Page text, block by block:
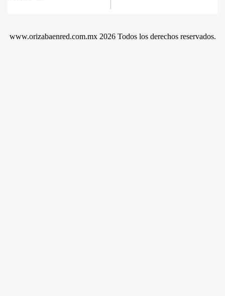
www.orizabaenred.com.mx 2026 Todos los derechos reservados.